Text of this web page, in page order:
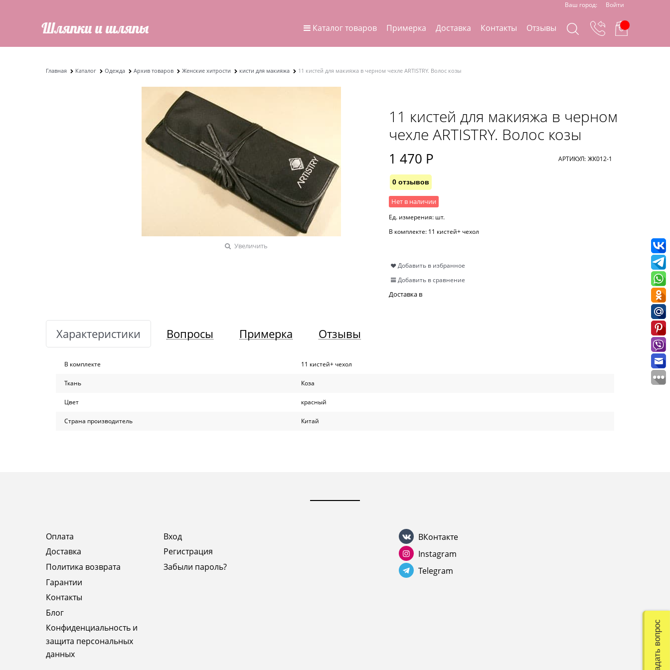
Ваш город: Войти
Каталог товаров Примерка Доставка Контакты Отзывы
Главная Каталог Одежда Архив товаров Женские хитрости кисти для макияжа 11 кистей для макияжа в черном чехле ARTISTRY. Волос козы
Увеличить
11 кистей для макияжа в черном
чехле ARTISTRY. Волос козы
1 470 Р АРТИКУЛ: ЖК012-1
0 отзывов
Нет в наличии
Ед. измерения: шт.
В комплекте: 11 кистей+ чехол
Добавить в избранное
Добавить в сравнение
Доставка в
Характеристики Вопросы Примерка Отзывы
В комплекте 11 кистей+ чехол
Ткань Коза
Цвет красный
Страна производитель Китай
Оплата
Доставка
Политика возврата
Гарантии
Контакты
Блог
Конфиденциальность и
защита персональных
данных
Вход
Регистрация
Забыли пароль?
ВКонтакте
Instagram
Telegram
Задать вопрос